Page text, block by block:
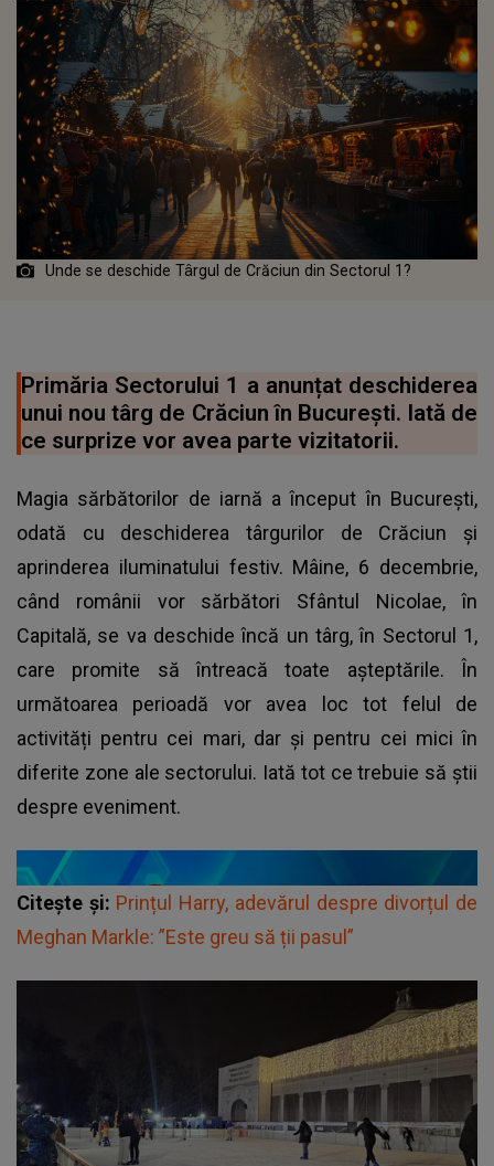
Unde se deschide Târgul de Crăciun din Sectorul 1?
Primăria Sectorului 1 a anunțat deschiderea
unui nou târg de Crăciun în București. Iată de
ce surprize vor avea parte vizitatorii.
Magia sărbătorilor de iarnă a început în București,
odată cu deschiderea târgurilor de Crăciun și
aprinderea iluminatului festiv. Mâine, 6 decembrie,
când românii vor sărbători Sfântul Nicolae, în
Capitală, se va deschide încă un târg, în Sectorul 1,
care promite să întreacă toate așteptările. În
următoarea perioadă vor avea loc tot felul de
activități pentru cei mari, dar și pentru cei mici în
diferite zone ale sectorului. Iată tot ce trebuie să știi
despre eveniment.
Citește și: Prințul Harry, adevărul despre divorțul de
Meghan Markle: ”Este greu să ții pasul”